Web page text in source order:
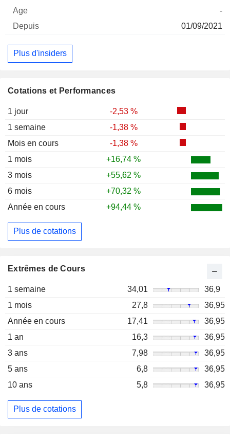
Cotations et Performances
1 jour
-2,53 %
1 semaine
-1,38 %
Mois en cours
-1,38 %
1 mois
+16,74 %
3 mois
+55,62 %
6 mois
+70,32 %
Année en cours
+94,44 %
Plus de cotations
Extrêmes de Cours
1 semaine 34,01
36,9
1 mois
27,8
36,95
Année en cours
17,41
36,95
1 an
16,3
36,95
3 ans
7,98
36,95
5 ans
6,8
36,95
10 ans
5,8 36,95
Plus de cotations
-
01/09/2021
Plus d'insiders